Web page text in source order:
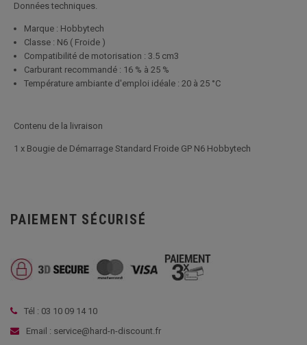
Données techniques.
Marque : Hobbytech
Classe : N6 ( Froide )
Compatibilité de motorisation : 3.5 cm3
Carburant recommandé : 16 % à 25 %
Température ambiante d'emploi idéale : 20 à 25 °C
Contenu de la livraison
1 x Bougie de Démarrage Standard Froide GP N6 Hobbytech
PAIEMENT SÉCURISÉ
Tél : 03 10 09 14 10
Email : service@hard-n-discount.fr